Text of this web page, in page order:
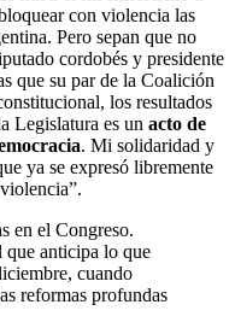
con violencia las
Pero sepan que no
cordobés y presidente
que su par de la Coalición
los resultados
Legislatura es un acto de
. Mi solidaridad y
ya se expresó libremente
en el Congreso.
que anticipa lo que
cuando
reformas profundas